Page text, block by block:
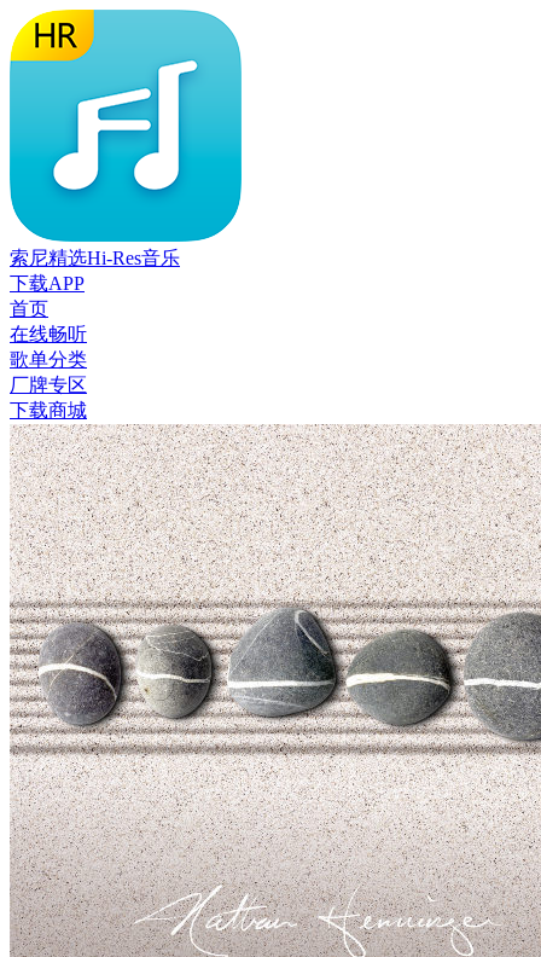
索尼精选Hi-Res音乐
下载APP
首页
在线畅听
歌单分类
厂牌专区
下载商城